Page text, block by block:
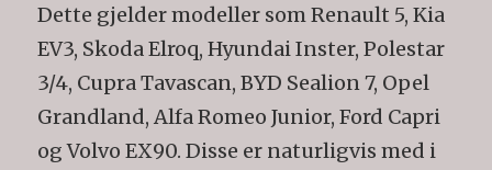
Dette gjelder modeller som Renault 5, Kia
EV3, Skoda Elroq, Hyundai Inster, Polestar
3/4, Cupra Tavascan, BYD Sealion 7, Opel
Grandland, Alfa Romeo Junior, Ford Capri
og Volvo EX90. Disse er naturligvis med i